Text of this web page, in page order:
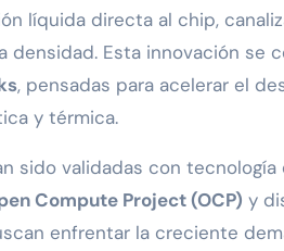
líquida directa al chip,
densidad. Esta innovación se
, pensadas para acelerar el
y térmica.
sido validadas con tecnología
Compute Project (OCP) y
enfrentar la creciente